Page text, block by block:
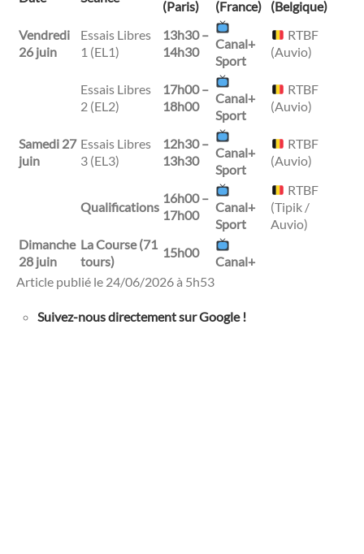
(Paris)
(France)
(Belgique)
Vendredi
26 juin
Essais Libres
1 (EL1)
13h30 –
14h30
Canal+
Sport
RTBF
(Auvio)
Essais Libres
2 (EL2)
17h00 –
18h00
Canal+
Sport
RTBF
(Auvio)
Samedi 27
juin
Essais Libres
3 (EL3)
12h30 –
13h30
Canal+
Sport
RTBF
(Auvio)
Qualifications
16h00 –
17h00
Canal+
Sport
RTBF
(Tipik /
Auvio)
Dimanche
28 juin
La Course (71
tours)
15h00
Canal+
Article publié le 24/06/2026 à 5h53
Suivez-nous directement sur Google !